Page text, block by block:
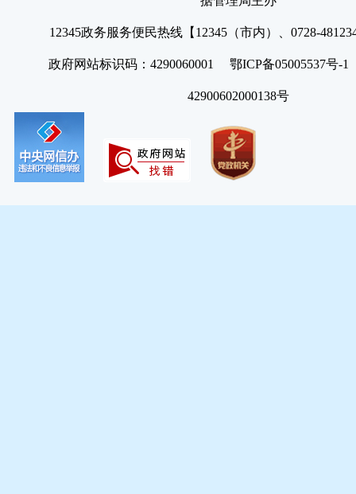
12345政务服务便民热线【12345（市内）、0728-
政府网站标识码：4290060001 鄂ICP备05005537号
42900602000138号